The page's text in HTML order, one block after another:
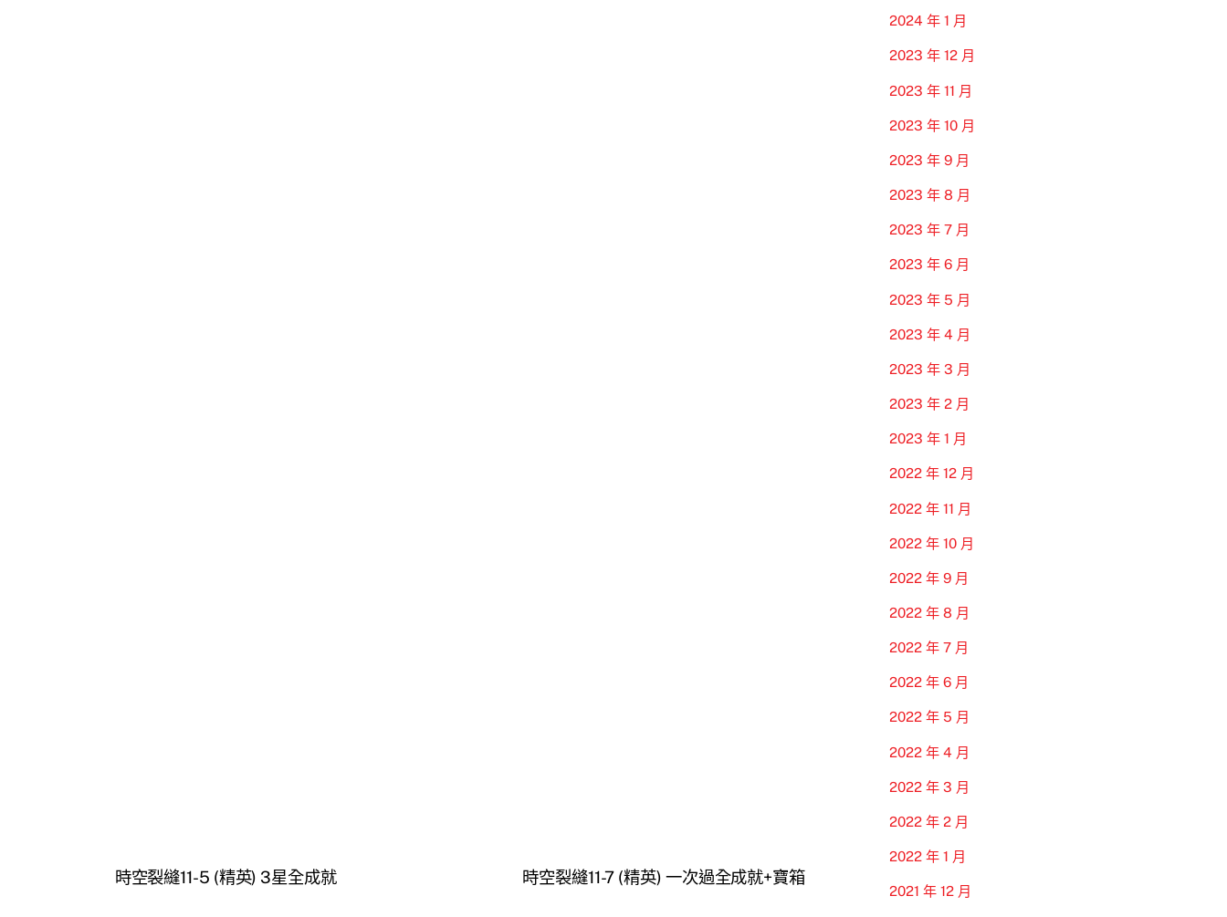
時空裂縫11-5 (精英) 3星全成就 時空裂縫11-7 (精英) 一次過全成就+寶箱
2024 年 1 月
2023 年 12 月
2023 年 11 月
2023 年 10 月
2023 年 9 月
2023 年 8 月
2023 年 7 月
2023 年 6 月
2023 年 5 月
2023 年 4 月
2023 年 3 月
2023 年 2 月
2023 年 1 月
2022 年 12 月
2022 年 11 月
2022 年 10 月
2022 年 9 月
2022 年 8 月
2022 年 7 月
2022 年 6 月
2022 年 5 月
2022 年 4 月
2022 年 3 月
2022 年 2 月
2022 年 1 月
2021 年 12 月